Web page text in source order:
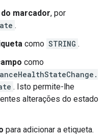
marcador, por
.
como STRING .
como
. Isto permite-lhe
alterações do estado
para adicionar a etiqueta.